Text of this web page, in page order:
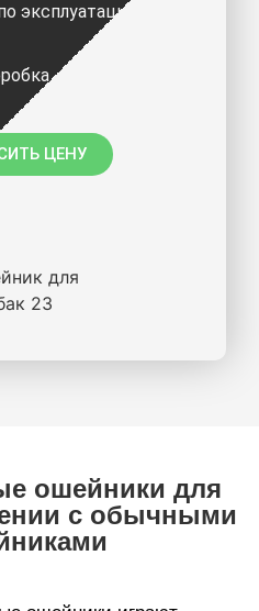
эксплуатации
ЦЕНУ
ошейники для
с обычными